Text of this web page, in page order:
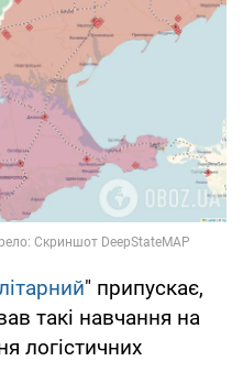
" припускає,
такі навчання на
логістичних